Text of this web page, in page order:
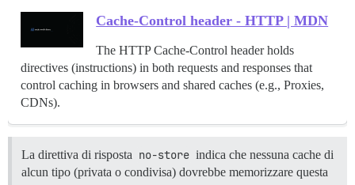
Cache-Control header - HTTP | MDN
The HTTP Cache-Control header holds
directives (instructions) in both requests and responses that
control caching in browsers and shared caches (e.g., Proxies,
CDNs).
La direttiva di risposta no-store indica che nessuna cache di
alcun tipo (privata o condivisa) dovrebbe memorizzare questa